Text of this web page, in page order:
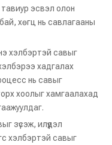
эсвэл олон
хөгц нь савлагааны
хэлбэртэй савыг
хадгалах
нь савыг
хоолыг хамгаалахад
зүсэж, илүүдэл
хэлбэртэй савыг